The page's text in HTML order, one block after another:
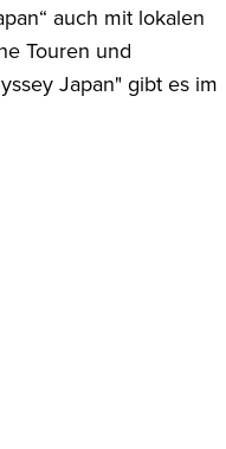
auch mit lokalen
Touren und
Japan" gibt es im